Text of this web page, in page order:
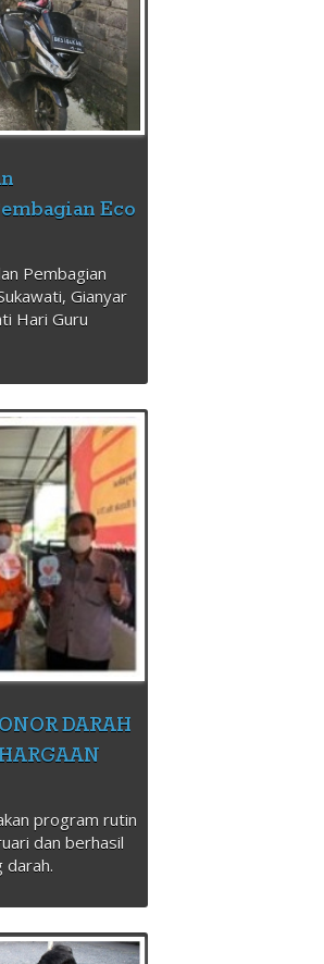
Eco
Pembagian
Gianyar
Hari Guru
DARAH
program rutin
dan berhasil
darah.